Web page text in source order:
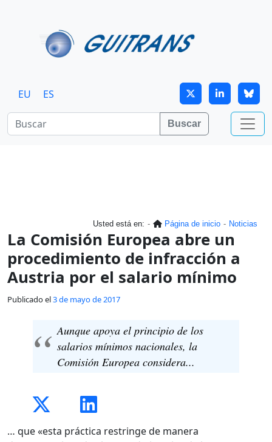
EU ES
Buscar
Usted está en: Página de inicio Noticias
La Comisión Europea abre un
procedimiento de infracción a
Austria por el salario mínimo
Publicado el3 de mayo de 2017
Aunque apoya el principio de los
salarios mínimos nacionales, la
Comisión Europea considera...
… que «esta práctica restringe de manera